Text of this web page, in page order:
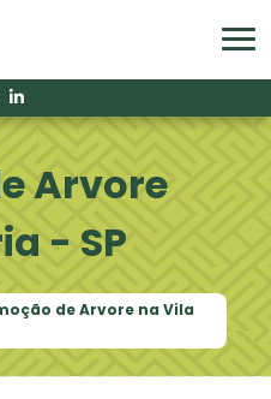
Arvore
- SP
de Arvore na Vila